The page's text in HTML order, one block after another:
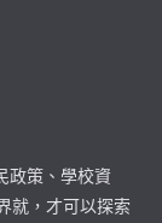
政策、學校資
就，才可以探索